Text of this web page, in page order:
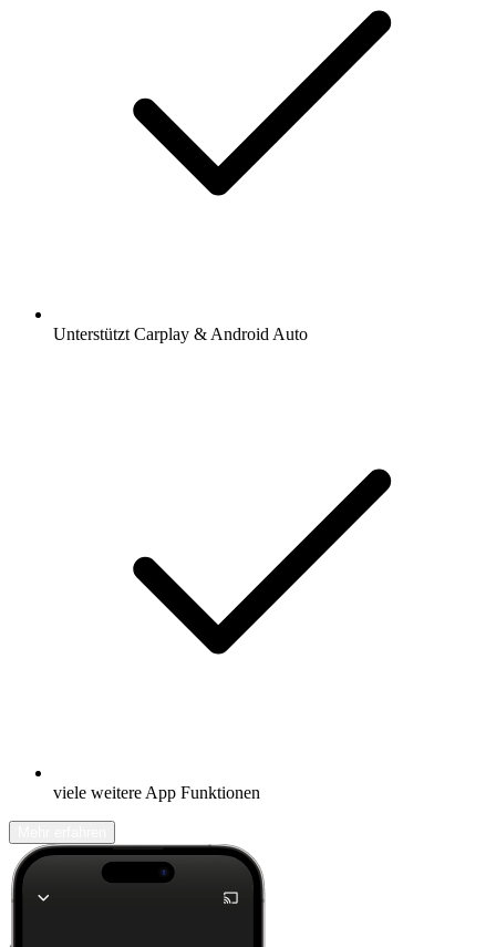
Unterstützt Carplay & Android Auto
viele weitere App Funktionen